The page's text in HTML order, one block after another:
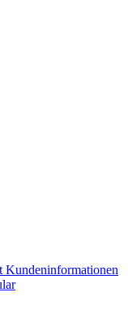
Kundeninformationen